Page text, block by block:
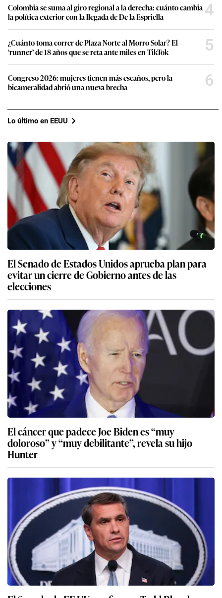
Colombia se suma al giro regional a la derecha: cuánto cambia
la política exterior con la llegada de De la Espriella
4
¿Cuánto toma correr de Plaza Norte al Morro Solar? El
‘runner’ de 18 años que se reta ante miles en TikTok
5
Congreso 2026: mujeres tienen más escaños, pero la
bicameralidad abrió una nueva brecha
6
Lo último en EEUU
El Senado de Estados Unidos aprueba plan para
evitar un cierre de Gobierno antes de las
elecciones
El cáncer que padece Joe Biden es “muy
doloroso” y “muy debilitante”, revela su hijo
Hunter